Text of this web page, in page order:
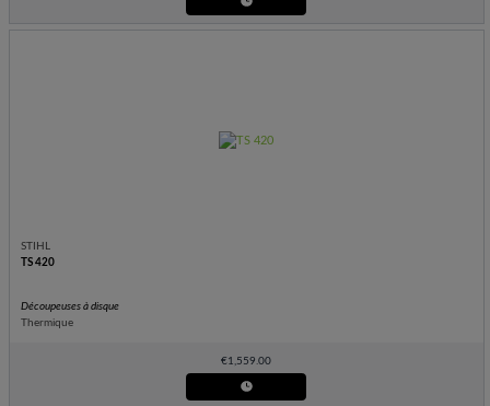
STIHL
TS 420
Découpeuses à disque
Thermique
€1,559.00